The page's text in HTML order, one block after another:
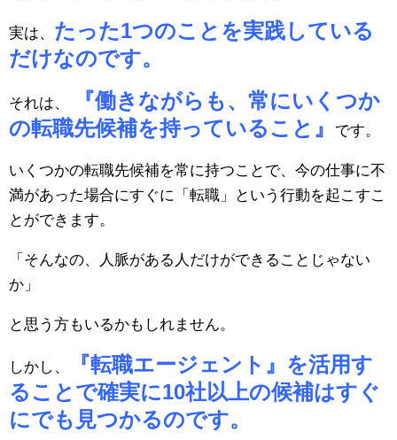
実は、 たった1つのことを実践している
だけなのです。
それは、
『働きながらも、常にいくつか
の転職先候補を持っていること』
です。
いくつかの転職先候補を常に持つことで、今の仕事に不
満があった場合にすぐに「転職」という行動を起こすこ
とができます。
「そんなの、人脈がある人だけができることじゃない
か」
と思う方もいるかもしれません。
しかし、
『転職エージェント』を活用す
ることで確実に10社以上の候補はすぐ
にでも見つかるのです。